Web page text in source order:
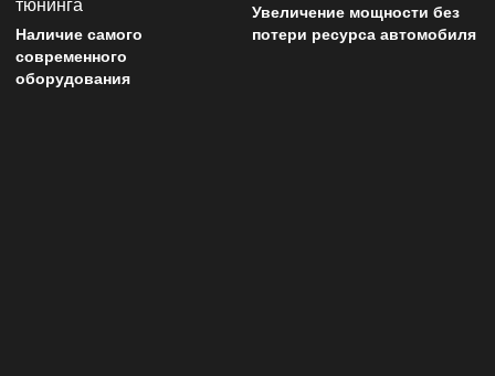
Наличие самого
современного
оборудования
Увеличение мощности без
потери ресурса автомобиля